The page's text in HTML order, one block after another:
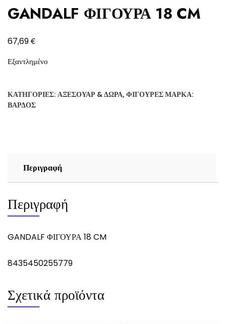
GANDALF ΦΙΓΟΥΡΑ 18 CM
67,69€
Εξαντλημένο
ΚΑΤΗΓΟΡΊΕΣ: ΑΞΕΣΟΥΆΡ & ΔΏΡΑ, ΦΙΓΟΎΡΕΣΜΆΡΚΑ:
ΒΆΡΔΟΣ
Περιγραφή
Περιγραφή
GANDALF ΦΙΓΟΥΡΑ 18 CM
8435450255779
Σχετικά προϊόντα